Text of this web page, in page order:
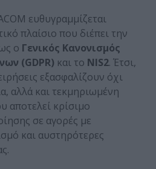
ευθυγραμμίζεται
πλαίσιο που διέπει την
ο Γενικός Κανονισμός
(GDPR) και το NIS2. Έτσι,
εξασφαλίζουν όχι
αλλά και τεκμηριωμένη
αποτελεί κρίσιμο
σε αγορές με
και αυστηρότερες